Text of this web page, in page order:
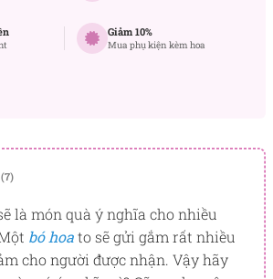
Giảm 10%
Mua phụ kiện kèm hoa
là món quà ý nghĩa cho nhiều
bó hoato sẽ gửi gắm rất nhiều
cho người được nhận. Vậy hãy